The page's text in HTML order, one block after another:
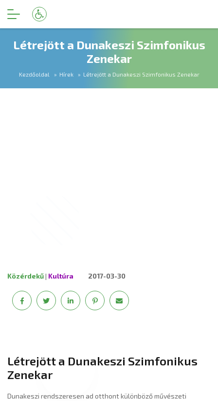
Létrejött a Dunakeszi Szimfonikus
Zenekar
Kezdőoldal Hírek Létrejött a Dunakeszi Szimfonikus Zenekar
Közérdekű| Kultúra 2017-03-30
Létrejött a Dunakeszi Szimfonikus
Zenekar
Dunakeszi rendszeresen ad otthont különböző művészeti